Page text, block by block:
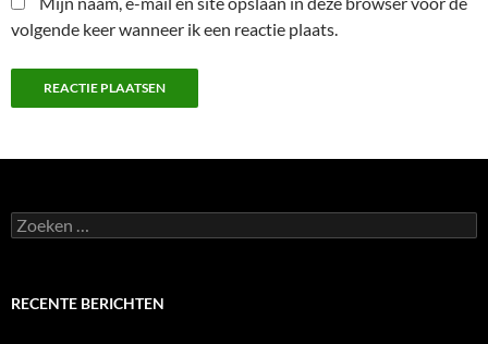
volgende keer wanneer ik een reactie plaats.
Zoeken
naar:
RECENTE BERICHTEN